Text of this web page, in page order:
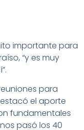
importante para
“y es muy
para
el aporte
fundamentales
pasó los 40